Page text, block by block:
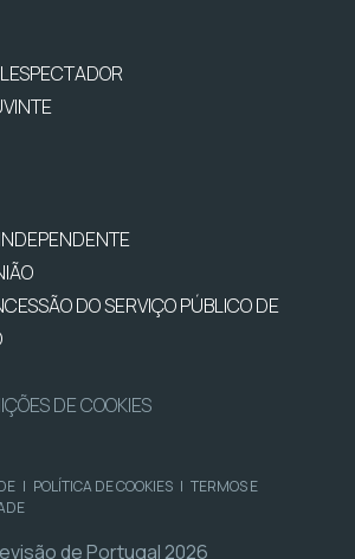
DO SERVIÇO PÚBLICO DE
DE COOKIES
| POLÍTICA DE COOKIES | TERMOS E
de Portugal 2026